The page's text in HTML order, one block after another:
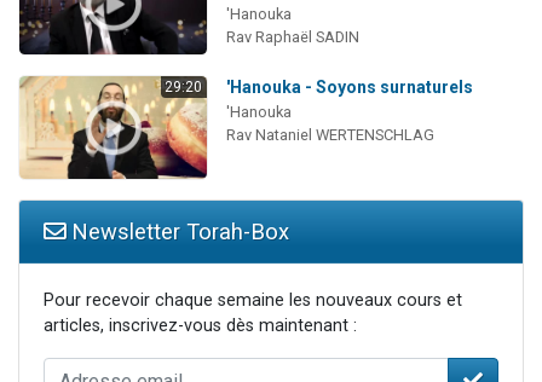
'Hanouka
Rav Raphaël SADIN
29:20 'Hanouka - Soyons surnaturels
'Hanouka
Rav Nataniel WERTENSCHLAG
Newsletter Torah-Box
Pour recevoir chaque semaine les nouveaux cours et
articles, inscrivez-vous dès maintenant :